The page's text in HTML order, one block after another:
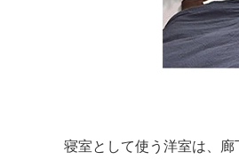
寝室として使う洋室は、